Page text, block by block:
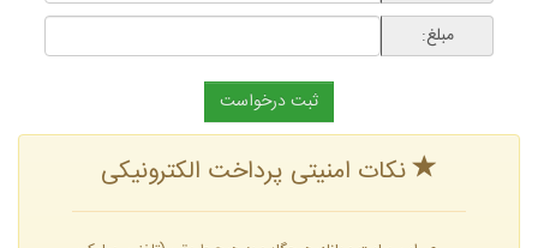
مبلغ:
نکات امنیتی پرداخت الکترونیکی